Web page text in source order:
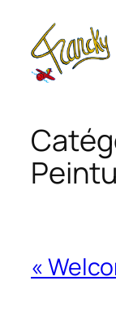
contenu
«